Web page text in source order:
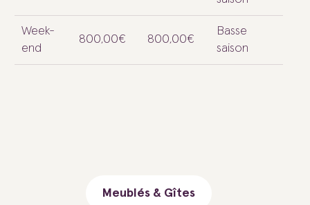
Week-
end
800,00€ 800,00€
Basse
saison
Meublés & Gîtes